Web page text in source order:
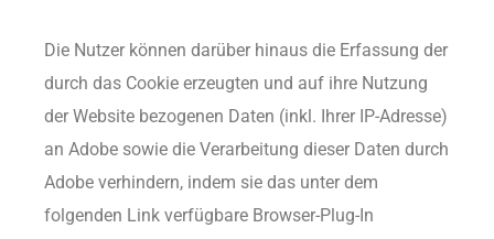
Die Nutzer können darüber hinaus die Erfassung der
durch das Cookie erzeugten und auf ihre Nutzung
der Website bezogenen Daten (inkl. Ihrer IP-Adresse)
an Adobe sowie die Verarbeitung dieser Daten durch
Adobe verhindern, indem sie das unter dem
folgenden Link verfügbare Browser-Plug-In